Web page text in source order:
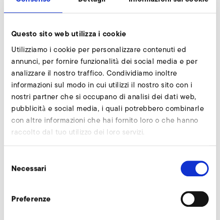
Questo sito web utilizza i cookie
Utilizziamo i cookie per personalizzare contenuti ed
annunci, per fornire funzionalità dei social media e per
analizzare il nostro traffico. Condividiamo inoltre
informazioni sul modo in cui utilizzi il nostro sito con i
nostri partner che si occupano di analisi dei dati web,
pubblicità e social media, i quali potrebbero combinarle
con altre informazioni che hai fornito loro o che hanno
raccolto dal tuo utilizzo dei loro servizi.
delNecessari
Preferenze
Richiedi subito
Kostal Inveor (Categoria EMV C2, classe 230
V)